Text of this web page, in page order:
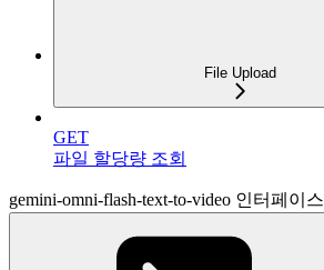
File Upload
GET
파일 할당량 조회
gemini-omni-flash-text-to-video 인터페이스